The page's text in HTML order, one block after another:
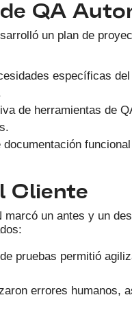
QA
un plan de
específicas
de herramientas de
Cliente
marcó un antes y un
pruebas permitió
errores humanos,